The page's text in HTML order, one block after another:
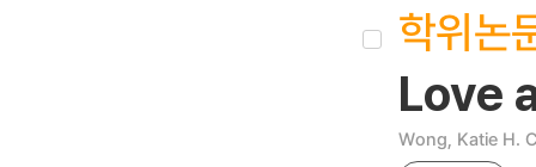
학위논
Love
Wong, Katie H.